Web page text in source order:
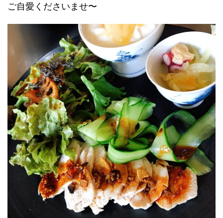
ご自愛くださいませ〜